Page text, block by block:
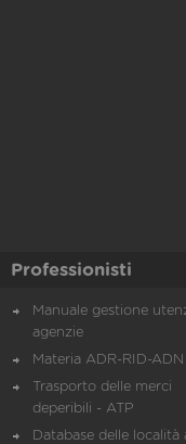
Professionisti
Manuale gestione
agenzie
Materia ADR-RID-ADN
Trasporto delle merci
deperibili - ATP
Database delle località